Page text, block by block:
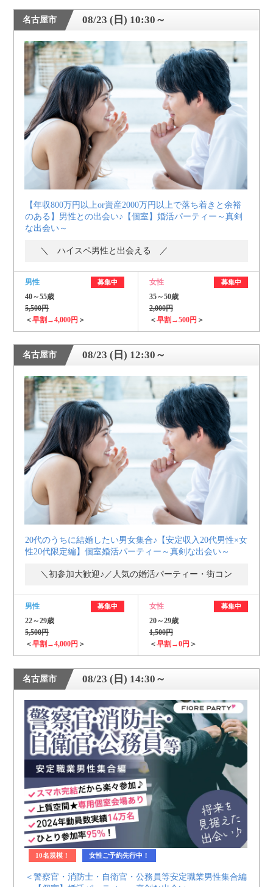
名古屋市 08/23 (日) 10:30～
【年収800万円以上or資産2000万円以上で落ち着きと余裕
のある】男性との出会い♪【個室】婚活パーティー～真剣
な出会い～
＼ ハイスペ男性と出会える ／
男性 募集中
40～55歳
5,500円
＜早割→4,000円 ＞
女性 募集中
35～50歳
2,000円
＜早割→500円 ＞
名古屋市 08/23 (日) 12:30～
20代のうちに結婚したい男女集合♪【安定収入20代男性×女
性20代限定編】個室婚活パーティー～真剣な出会い～
＼初参加大歓迎♪／人気の婚活パーティー・街コン
男性 募集中
22～29歳
5,500円
＜早割→4,000円 ＞
女性 募集中
20～29歳
1,500円
＜早割→0円 ＞
名古屋市 08/23 (日) 14:30～
10名規模！ 女性ご予約先行中！
＜警察官・消防士・自衛官・公務員等安定職業男性集合編